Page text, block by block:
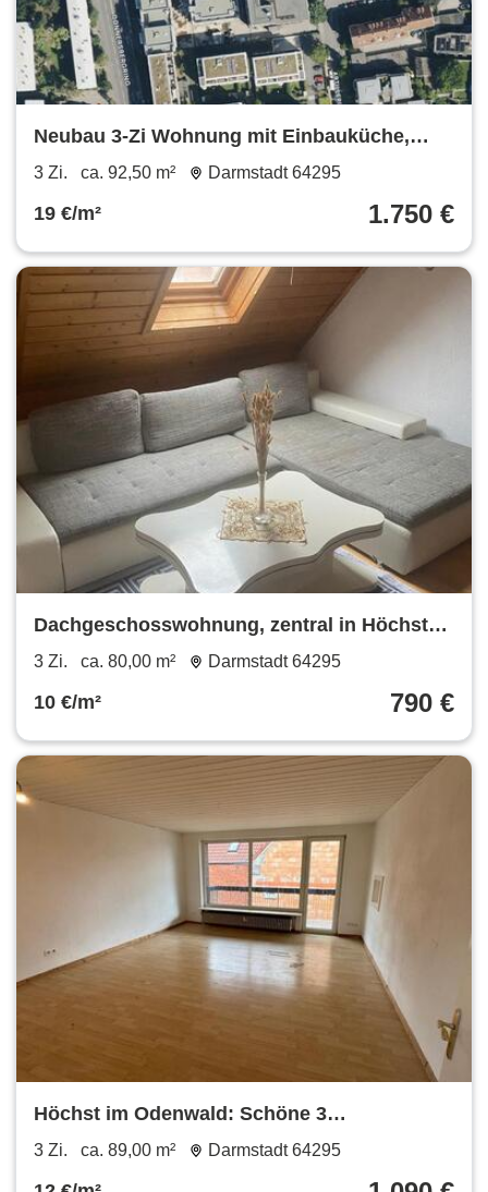
Neubau 3-Zi Wohnung mit Einbauküche,
Balkon, Terrassse und Garten
3 Zi. ca. 92,50 m² Darmstadt 64295
19 €/m² 1.750 €
Dachgeschosswohnung, zentral in Höchst
im Odenwald zu vermieten
3 Zi. ca. 80,00 m² Darmstadt 64295
10 €/m² 790 €
Höchst im Odenwald: Schöne 3
Zimmerwohnung mit Loggia
3 Zi. ca. 89,00 m² Darmstadt 64295